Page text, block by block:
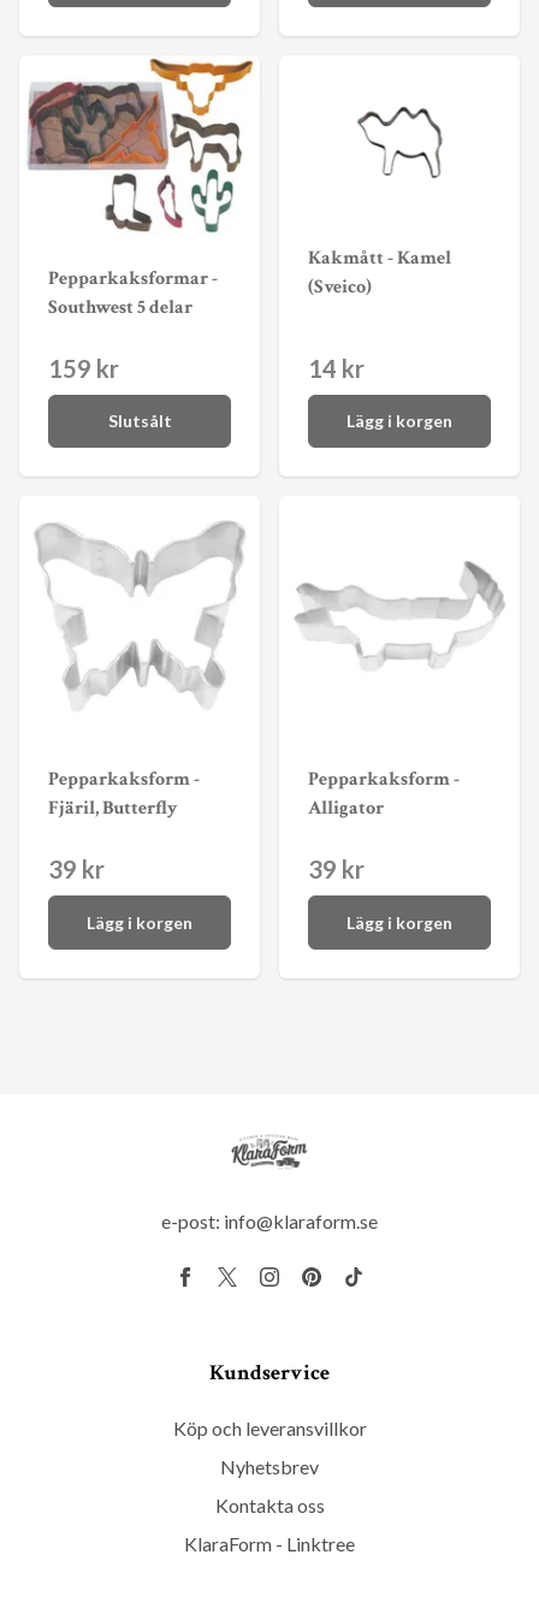
Pepparkaksformar -
Southwest 5 delar
159 kr
Slutsålt
Kakmått - Kamel
(Sveico)
14 kr
Lägg i korgen
Pepparkaksform -
Fjäril, Butterfly
39 kr
Lägg i korgen
Pepparkaksform -
Alligator
39 kr
Lägg i korgen
e-post: info@klaraform.se
Kundservice
Köp och leveransvillkor
Nyhetsbrev
Kontakta oss
KlaraForm - Linktree